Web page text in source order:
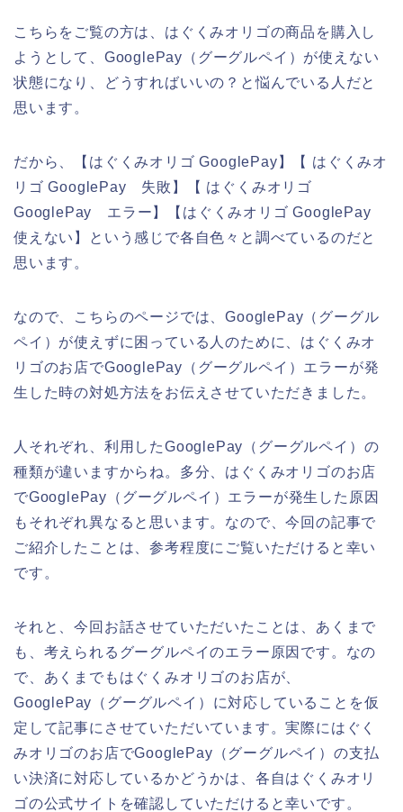
こちらをご覧の方は、はぐくみオリゴの商品を購入し
ようとして、GooglePay（グーグルペイ）が使えない
状態になり、どうすればいいの？と悩んでいる人だと
思います。
だから、【はぐくみオリゴ GooglePay】【 はぐくみオ
リゴ GooglePay 失敗】【 はぐくみオリゴ
GooglePay エラー】【はぐくみオリゴ GooglePay
使えない】という感じで各自色々と調べているのだと
思います。
なので、こちらのページでは、GooglePay（グーグル
ペイ）が使えずに困っている人のために、はぐくみオ
リゴのお店でGooglePay（グーグルペイ）エラーが発
生した時の対処方法をお伝えさせていただきました。
人それぞれ、利用したGooglePay（グーグルペイ）の
種類が違いますからね。多分、はぐくみオリゴのお店
でGooglePay（グーグルペイ）エラーが発生した原因
もそれぞれ異なると思います。なので、今回の記事で
ご紹介したことは、参考程度にご覧いただけると幸い
です。
それと、今回お話させていただいたことは、あくまで
も、考えられるグーグルペイのエラー原因です。なの
で、あくまでもはぐくみオリゴのお店が、
GooglePay（グーグルペイ）に対応していることを仮
定して記事にさせていただいています。実際にはぐく
みオリゴのお店でGooglePay（グーグルペイ）の支払
い決済に対応しているかどうかは、各自はぐくみオリ
ゴの公式サイトを確認していただけると幸いです。